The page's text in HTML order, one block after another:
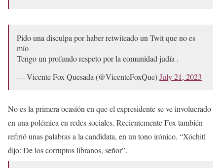
Pido una disculpa por haber retwiteado un Twit que no es
mío
Tengo un profundo respeto por la comunidad judía .
— Vicente Fox Quesada (@VicenteFoxQue)July 21, 2023
No es la primera ocasión en que el expresidente se ve involucrado
en una polémica en redes sociales. Recientemente Fox también
refirió unas palabras a la candidata, en un tono irónico. “Xóchitl
dijo: De los corruptos líbranos, señor”.